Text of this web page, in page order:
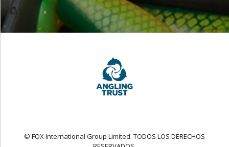
© FOX International Group Limited. TODOS LOS DERECHOS